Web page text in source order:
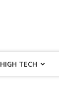
HIGH TECH